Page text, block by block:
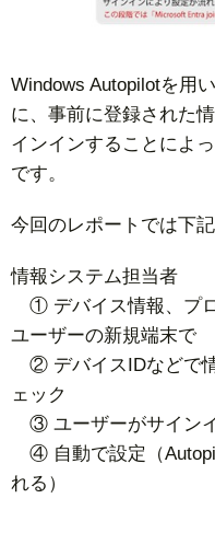
Windows Autopilotを用
に、事前に登録された
インインすることによ
です。
今回のレポートでは下
情報システム担当者
① デバイス情報、プ
ユーザーの新規端末で
② デバイスIDなどで
ェック
③ ユーザーがサイン
④ 自動で設定（
れる）